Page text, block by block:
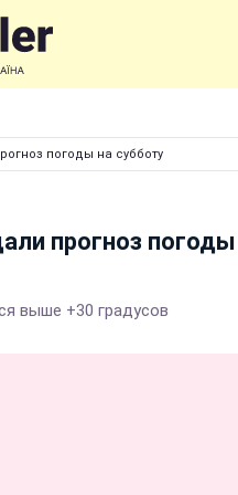
погоды на субботу
прогноз
выше +30 градусов